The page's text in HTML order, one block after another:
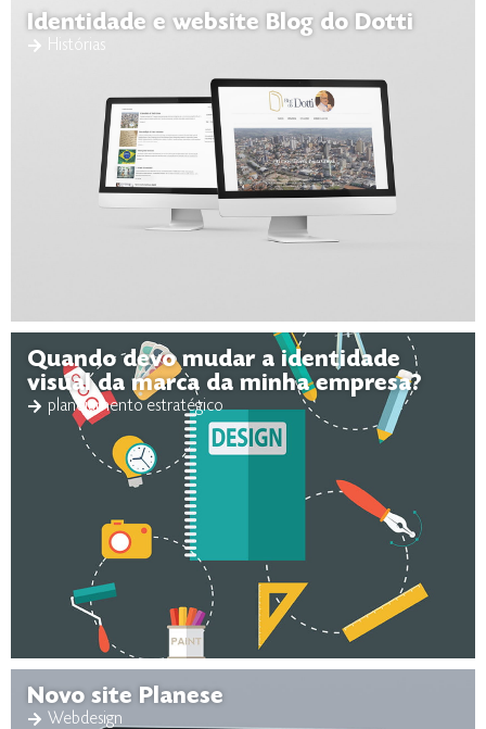
Identidade e website Blog do Dotti
Histórias
Quando devo mudar a identidade
visual da marca da minha empresa?
planejamento estratégico
Novo site Planese
Webdesign